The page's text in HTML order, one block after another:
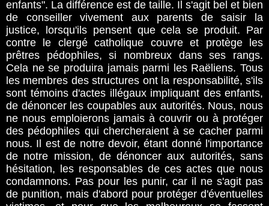
enfants". La différence est de taille. Il s'agit bel et bien
de conseiller vivement aux parents de saisir la
justice, lorsqu'ils pensent que cela se produit. Par
contre le clergé catholique couvre et protège les
prêtres pédophiles, si nombreux dans ses rangs.
Cela ne se produira jamais parmi les Raëliens. Tous
les membres des structures ont la responsabilité, s'ils
sont témoins d'actes illégaux impliquant des enfants,
de dénoncer les coupables aux autorités. Nous, nous
ne nous emploierons jamais à couvrir ou à protéger
des pédophiles qui chercheraient à se cacher parmi
nous. Il est de notre devoir, étant donné l'importance
de notre mission, de dénoncer aux autorités, sans
hésitation, les responsables de ces actes que nous
condamnons. Pas pour les punir, car il ne s'agit pas
de punition, mais d'abord pour protéger d'éventuelles